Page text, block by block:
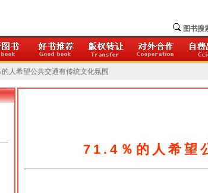
图书搜
人希望公共交通有传统文化氛围
71.4％的人希望